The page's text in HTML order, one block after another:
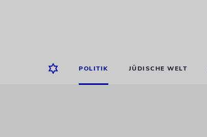
POLITIK JÜDISCHE WELT